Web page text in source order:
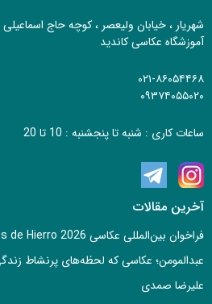
شهریار ، خیابان ولیعصر ، کوچه حاج
آموزشگاه عکاسی کاندید
۰۲۱-۸۶۰۵۴۴۶۸
۰۹۳۷۴۰۵۵۰۲۰
ساعات کاری : شنبه تا پنجشنبه : 10 تا 20
آخرین مقالات
فراخوان بین‌المللی عکاسی Caminos de Hierro 2026 سی‌وسومین دوره
عبدالمومن؛ عکاسی که لحظه‌های پرنشاط
علیرضا صمدی